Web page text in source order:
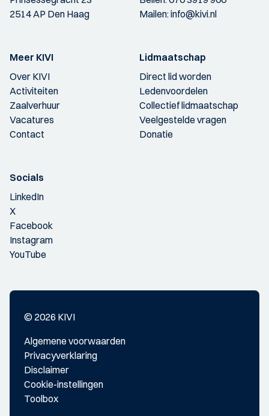
2514 AP Den Haag
Mailen:info@kivi.nl
Meer KIVI
Over KIVI
Activiteiten
Zaalverhuur
Vacatures
Contact
Lidmaatschap
Direct lid worden
Ledenvoordelen
Collectief lidmaatschap
Veelgestelde vragen
Donatie
Socials
LinkedIn
X
Facebook
Instagram
YouTube
© 2026 KIVI
Algemene voorwaarden
Privacyverklaring
Disclaimer
Cookie-instellingen
Toolbox